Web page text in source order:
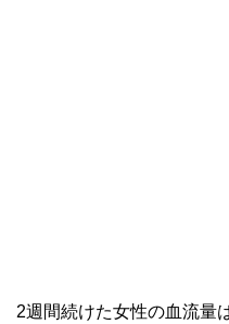
2週間続けた女性の血流量